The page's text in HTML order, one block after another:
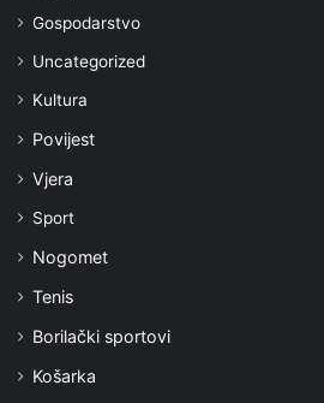
Gospodarstvo
Uncategorized
Kultura
Povijest
Vjera
Sport
Nogomet
Tenis
Borilački sportovi
Košarka